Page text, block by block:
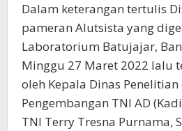
Dalam keterangan tertulis
pameran Alutsista yang
Laboratorium Batujajar,
Minggu 27 Maret 2022 lalu
oleh Kepala Dinas Penelitian
Pengembangan TNI AD
TNI Terry Tresna Purnama,